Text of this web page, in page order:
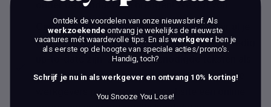
onder de aandacht te brengen! We got you.
Career page management:we kijken naar al je
(social) kanalen en zorgen ervoor dat ze volledig
up-to-date zijn. Zowel de benodigde teksten als
de content leveren wij aan. Daarnaast wordt je
werkgevers pagina op onze website een online
Ontdek de voordelen van onze nieuwsbrief. Als
werkzoekendeontvang je wekelijks de nieuwste
vacatures mét waardevolle tips. En als werkgever ben je
als eerste op de hoogte van speciale acties/promo's.
Handig, toch?
Schrijf je nu in als werkgever en ontvang 10% korting!
You Snooze You Lose!